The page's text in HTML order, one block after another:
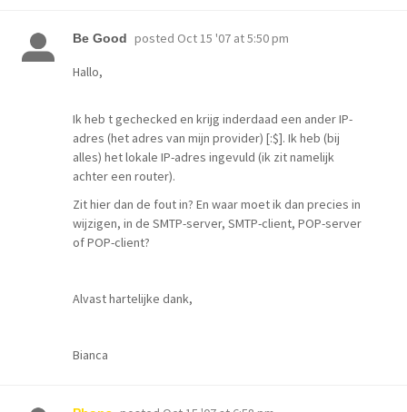
Be Good posted Oct 15 '07 at 5:50 pm
Hallo,
Ik heb t gechecked en krijg inderdaad een ander IP-
adres (het adres van mijn provider) [:$]. Ik heb (bij
alles) het lokale IP-adres ingevuld (ik zit namelijk
achter een router).
Zit hier dan de fout in? En waar moet ik dan precies in
wijzigen, in de SMTP-server, SMTP-client, POP-server
of POP-client?
Alvast hartelijke dank,
Bianca